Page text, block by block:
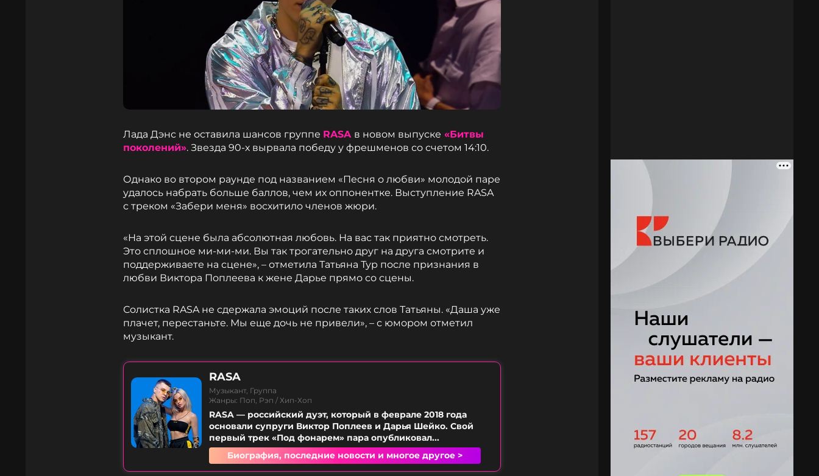
Лада Дэнс не оставила шансов группе RASA в новом выпуске «Битвы
поколений». Звезда 90-х вырвала победу у фрешменов со счетом 14:10.
Однако во втором раунде под названием «Песня о любви» молодой паре
удалось набрать больше баллов, чем их оппонентке. Выступление RASA
с треком «Забери меня» восхитило членов жюри.
«На этой сцене была абсолютная любовь. На вас так приятно смотреть.
Это сплошное ми-ми-ми. Вы так трогательно друг на друга смотрите и
поддерживаете на сцене», – отметила Татьяна Тур после признания в
любви Виктора Поплеева к жене Дарье прямо со сцены.
Солистка RASA не сдержала эмоций после таких слов Татьяны. «Даша уже
плачет, перестаньте. Мы еще дочь не привели», – с юмором отметил
музыкант.
RASA
Музыкант, Группа
Жанры: Поп, Рэп / Хип-Хоп
RASA — российский дуэт, который в феврале 2018 года
основали супруги Виктор Поплеев и Дарья Шейко. Свой
первый трек «Под фонарем» пара опубликовал...
Биография, последние новости и многое другое >